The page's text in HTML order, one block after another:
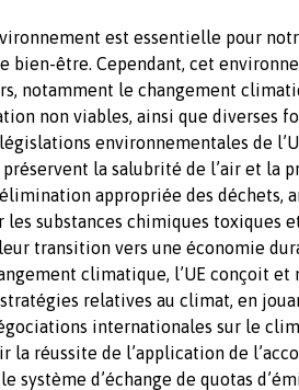
est essentielle pour
bien-être. Cependant, cet
notamment le changement
non viables, ainsi que diverses
environnementales de
la salubrité de l’air et la
appropriée des déchets,
les substances chimiques toxiques
transition vers une économie
climatique, l’UE conçoit
relatives au climat, en
internationales sur le
la réussite de l’application de
système d’échange de quotas